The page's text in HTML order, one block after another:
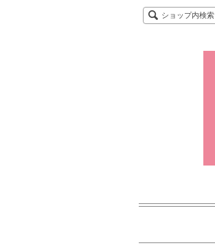
ショップ内検索